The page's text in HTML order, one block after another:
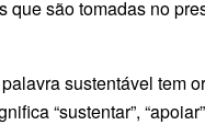
que são tomadas no
sustentável tem
“sustentar”,